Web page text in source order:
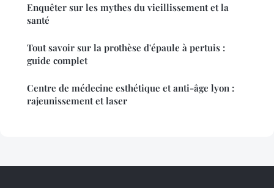
Enquêter sur les mythes du vieillissement et la
santé
Tout savoir sur la prothèse d'épaule à pertuis :
guide complet
Centre de médecine esthétique et anti-âge lyon :
rajeunissement et laser